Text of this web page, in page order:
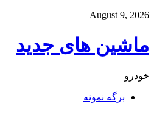
August 9, 2026
ماشین های جدید
خودرو
برگه نمونه